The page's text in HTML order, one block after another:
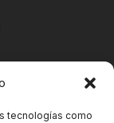
tecnologías como